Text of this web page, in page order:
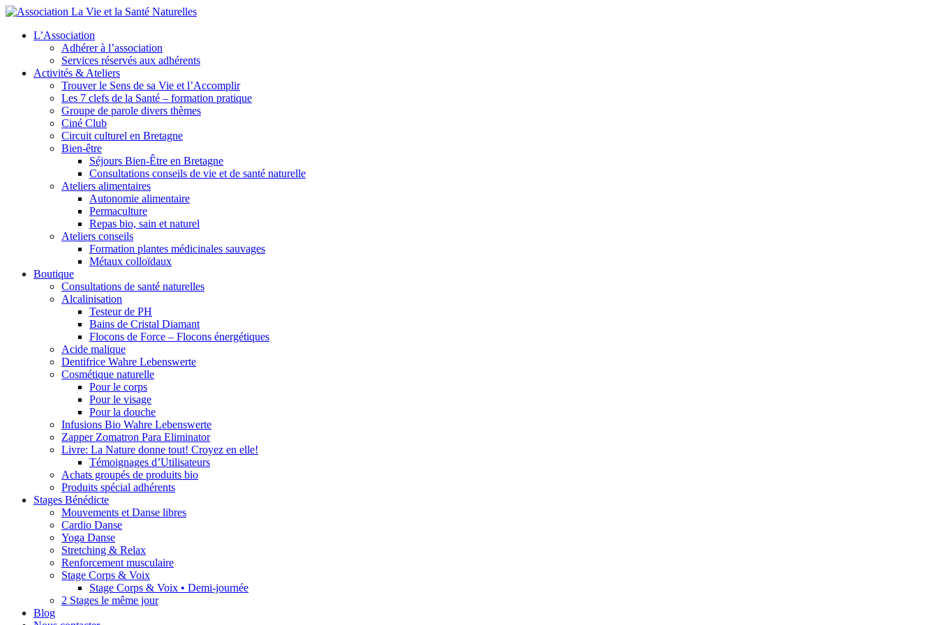
L’Association
Adhérer à l’association
Services réservés aux adhérents
Activités & Ateliers
Trouver le Sens de sa Vie et l’Accomplir
Les 7 clefs de la Santé – formation pratique
Groupe de parole divers thèmes
Ciné Club
Circuit culturel en Bretagne
Bien-être
Séjours Bien-Être en Bretagne
Consultations conseils de vie et de santé naturelle
Ateliers alimentaires
Autonomie alimentaire
Permaculture
Repas bio, sain et naturel
Ateliers conseils
Formation plantes médicinales sauvages
Métaux colloïdaux
Boutique
Consultations de santé naturelles
Alcalinisation
Testeur de PH
Bains de Cristal Diamant
Flocons de Force – Flocons énergétiques
Acide malique
Dentifrice Wahre Lebenswerte
Cosmétique naturelle
Pour le corps
Pour le visage
Pour la douche
Infusions Bio Wahre Lebenswerte
Zapper Zomatron Para Eliminator
Livre: La Nature donne tout! Croyez en elle!
Témoignages d’Utilisateurs
Achats groupés de produits bio
Produits spécial adhérents
Stages Bénédicte
Mouvements et Danse libres
Cardio Danse
Yoga Danse
Stretching & Relax
Renforcement musculaire
Stage Corps & Voix
Stage Corps & Voix • Demi-journée
2 Stages le même jour
Blog